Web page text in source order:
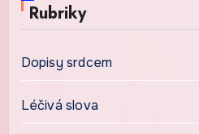
Rubriky
Dopisy srdcem
Léčivá slova